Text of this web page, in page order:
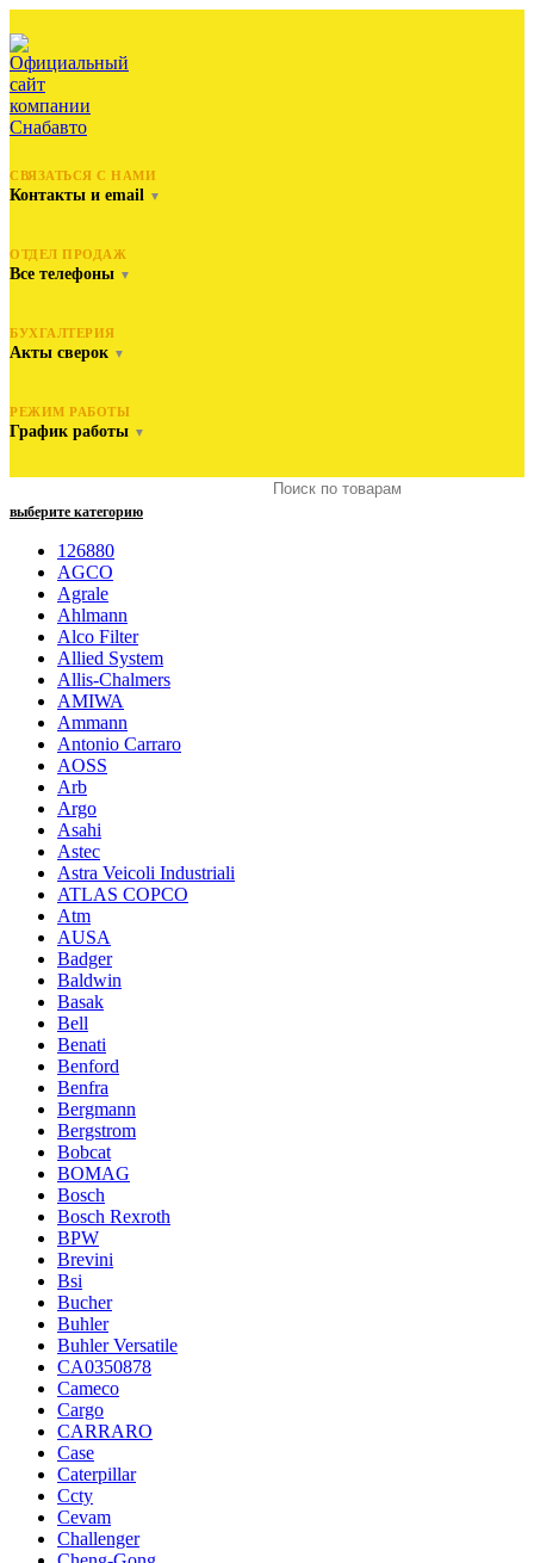
СВЯЗАТЬСЯ С НАМИ
Контакты и email ▼
ОТДЕЛ ПРОДАЖ
Все телефоны ▼
БУХГАЛТЕРИЯ
Акты сверок ▼
РЕЖИМ РАБОТЫ
График работы ▼
выберите категорию
126880
AGCO
Agrale
Ahlmann
Alco Filter
Allied System
Allis-Chalmers
AMIWA
Ammann
Antonio Carraro
AOSS
Arb
Argo
Asahi
Astec
Astra Veicoli Industriali
ATLAS COPCO
Atm
AUSA
Badger
Baldwin
Basak
Bell
Benati
Benford
Benfra
Bergmann
Bergstrom
Bobcat
BOMAG
Bosch
Bosch Rexroth
BPW
Brevini
Bsi
Bucher
Buhler
Buhler Versatile
CA0350878
Cameco
Cargo
CARRARO
Case
Caterpillar
Ccty
Cevam
Challenger